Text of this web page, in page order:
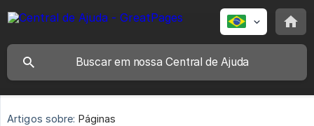
Artigos sobre: Páginas